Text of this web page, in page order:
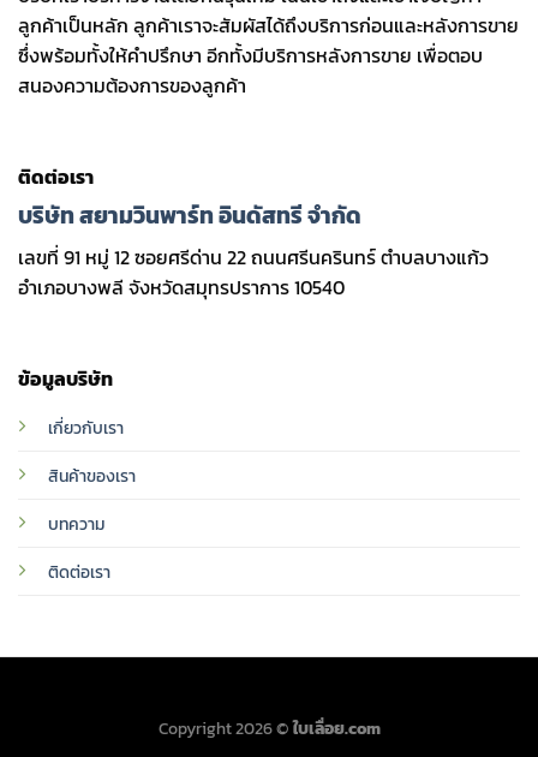
ลูกค้าเป็นหลัก ลูกค้าเราจะสัมผัสได้ถึงบริการก่อนและหลังการขาย
ซึ่งพร้อมทั้งให้คำปรึกษา อีกทั้งมีบริการหลังการขาย เพื่อตอบ
สนองความต้องการของลูกค้า
ข้อมูลบริษัท
เกี่ยวกับเรา
สินค้าของเรา
บทความ
ติดต่อเรา
ติดต่อเรา
บริษัท สยามวินพาร์ท อินดัสทรี จำกัด
เลขที่ 91 หมู่ 12 ซอยศรีด่าน 22 ถนนศรีนครินทร์ ตำบลบางแก้ว
อำเภอบางพลี จังหวัดสมุทรปราการ 10540
Copyright 2026 ©ใบเลื่อย.com